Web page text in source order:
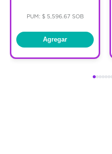
PUM: $ 5,596.67 SOB
Agregar